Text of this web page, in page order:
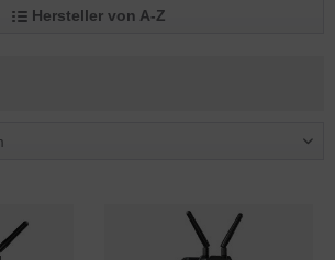
Hersteller von A-Z